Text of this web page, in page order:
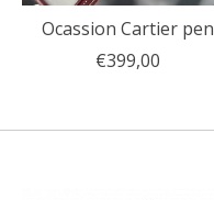
Ocassion Cartier pen
€399,00